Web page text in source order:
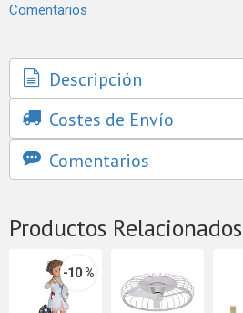
Comentarios
Descripción
Costes de Envío
Comentarios
Productos Relacionados
-10 %